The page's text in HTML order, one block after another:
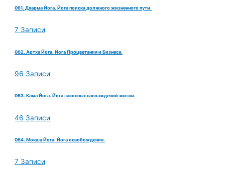
061. Дхарма Йога. Йога поиска должного жизненного пути.
7 Записи
062. Артха Йога. Йога Процветания и Бизнеса.
96 Записи
063. Кама Йога. Йога законных наслаждений жизни.
46 Записи
064. Мокша Йога. Йога освобождения.
7 Записи